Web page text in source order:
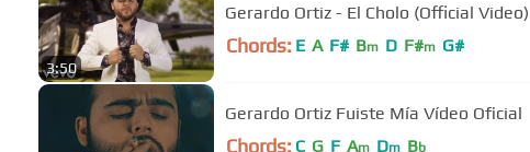
3:50
Gerardo Ortiz - El Cholo (Official Video)
Chords: E A F# Bm D F#m G#
Gerardo Ortiz Fuiste Mía Vídeo Oficial
Chords: C G F Am Dm Bb